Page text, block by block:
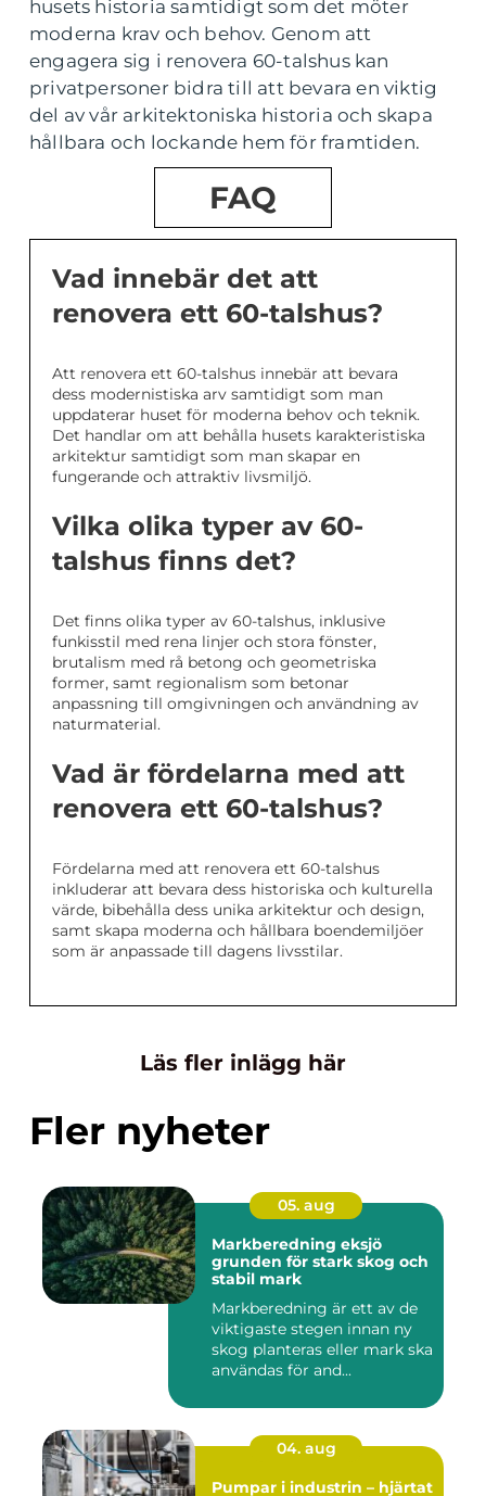
husets historia samtidigt som det möter
moderna krav och behov. Genom att
engagera sig i renovera 60-talshus kan
privatpersoner bidra till att bevara en viktig
del av vår arkitektoniska historia och skapa
hållbara och lockande hem för framtiden.
FAQ
Vad innebär det att
renovera ett 60-talshus?
Att renovera ett 60-talshus innebär att bevara
dess modernistiska arv samtidigt som man
uppdaterar huset för moderna behov och teknik.
Det handlar om att behålla husets karakteristiska
arkitektur samtidigt som man skapar en
fungerande och attraktiv livsmiljö.
Vilka olika typer av 60-
talshus finns det?
Det finns olika typer av 60-talshus, inklusive
funkisstil med rena linjer och stora fönster,
brutalism med rå betong och geometriska
former, samt regionalism som betonar
anpassning till omgivningen och användning av
naturmaterial.
Vad är fördelarna med att
renovera ett 60-talshus?
Fördelarna med att renovera ett 60-talshus
inkluderar att bevara dess historiska och kulturella
värde, bibehålla dess unika arkitektur och design,
samt skapa moderna och hållbara boendemiljöer
som är anpassade till dagens livsstilar.
Läs fler inlägg här
Fler nyheter
05. aug
Markberedning eksjö
grunden för stark skog och
stabil mark
Markberedning är ett av de
viktigaste stegen innan ny
skog planteras eller mark ska
användas för and...
04. aug
Pumpar i industrin – hjärtat